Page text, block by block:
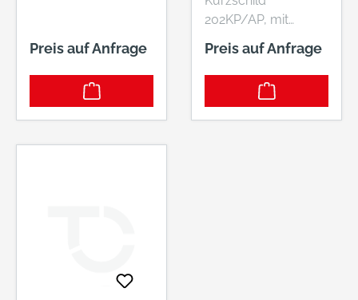
Preis auf Anfrage
202KP/AP, mit
Anschlagplatte •
Schilder sichtbar
verschraubt (mit
Anschlagplatte) Bitte
Preis auf Anfrage